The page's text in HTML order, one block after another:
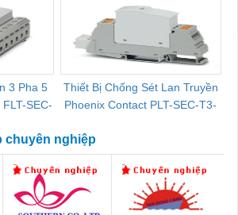
3 Pha 5
SEC-
Thiết Bị Chống Sét Lan Truyền
Phoenix Contact PLT-SEC-T3-
chuyên nghiệp